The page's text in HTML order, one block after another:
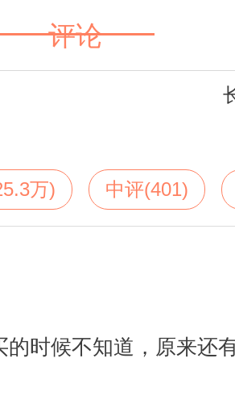
评论
万) 中评(401)
时候不知道，原来还